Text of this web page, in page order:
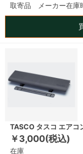
取寄品 メーカー在庫
TASCO タスコ エア
￥3,000(税込)
在庫